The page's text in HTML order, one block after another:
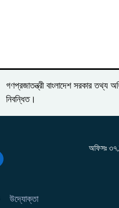
গণপ্রজাতন্ত্রী বাংলাদেশ সরকার তথ্য
নিবন্ধিত।
উদ্যোক্তা
অফিসঃ